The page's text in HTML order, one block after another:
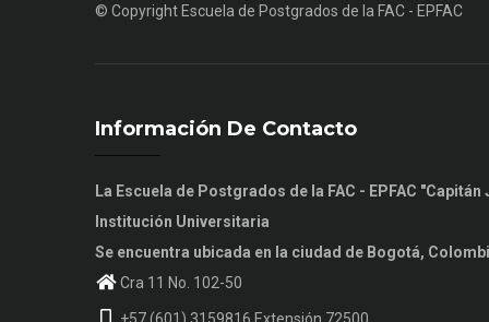
© Copyright Escuela de Postgrados de la FAC - EPFAC
Información De Contacto
La Escuela de Postgrados de la FAC - EPFAC
Institución Universitaria
Se encuentra ubicada en la ciudad de Bogotá,
Cra 11 No. 102-50
+57 (601) 3159816 Extensión 72500